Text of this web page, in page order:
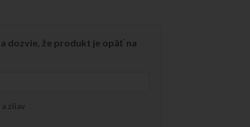
dozvie, že produkt je opäť na
zliav